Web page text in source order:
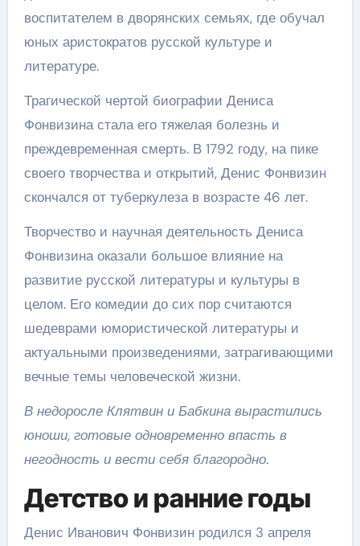
воспитателем в дворянских семьях, где обучал
юных аристократов русской культуре и
литературе.
Трагической чертой биографии Дениса
Фонвизина стала его тяжелая болезнь и
преждевременная смерть. В 1792 году, на пике
своего творчества и открытий, Денис Фонвизин
скончался от туберкулеза в возрасте 46 лет.
Творчество и научная деятельность Дениса
Фонвизина оказали большое влияние на
развитие русской литературы и культуры в
целом. Его комедии до сих пор считаются
шедеврами юмористической литературы и
актуальными произведениями, затрагивающими
вечные темы человеческой жизни.
В недоросле Клятвин и Бабкина вырастились
юноши, готовые одновременно впасть в
негодность и вести себя благородно.
Детство и ранние годы
Денис Иванович Фонвизин родился 3 апреля